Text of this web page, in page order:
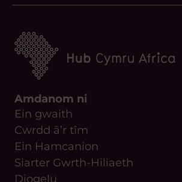
Amdanom ni
Ein gwaith
Cwrdd â’r tîm
Ein Hamcanion
Siarter Gwrth-Hiliaeth
Diogelu